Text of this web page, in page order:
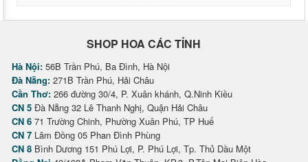
SHOP HOA CÁC TỈNH
Hà Nội: 56B Trần Phú, Ba Đình, Hà Nội
Đà Nẵng: 271B Trần Phú, Hải Châu
Cần Thơ: 266 đường 30/4, P. Xuân khánh, Q.Ninh Kiều
CN 5 Đà Nẵng 32 Lê Thanh Nghị, Quận Hải Châu
CN 6 71 Trường Chinh, Phường Xuân Phú, TP Huế
CN 7 Lâm Đồng 05 Phan Đình Phùng
CN 8 Bình Dương 151 Phú Lợi, P. Phú Lợi, Tp. Thủ Dầu Một